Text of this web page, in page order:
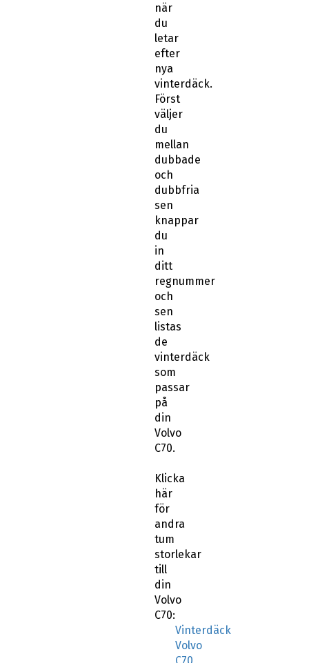
när
du
letar
efter
nya
vinterdäck.
Först
väljer
du
mellan
dubbade
och
dubbfria
sen
knappar
du
in
ditt
regnummer
och
sen
listas
de
vinterdäck
som
passar
på
din
Volvo
C70.
Klicka
här
för
andra
tum
storlekar
till
din
Volvo
C70:
Vinterdäck
Volvo
C70